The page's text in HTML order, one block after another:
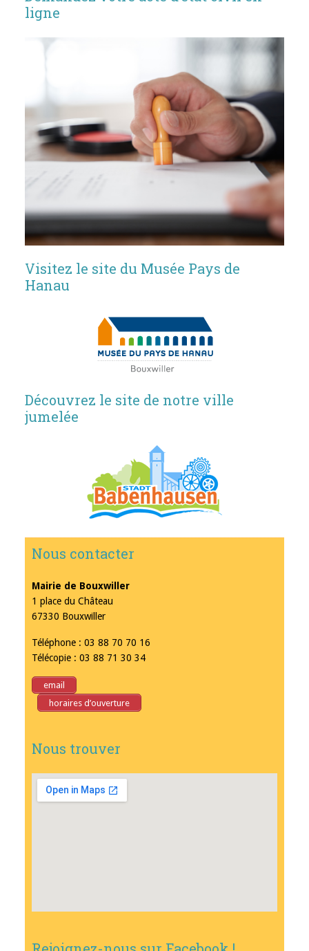
ligne
Visitez le site du Musée Pays de
Hanau
Découvrez le site de notre ville
jumelée
Nous contacter
Mairie de Bouxwiller
1 place du Château
67330 Bouxwiller
Téléphone : 03 88 70 70 16
Télécopie : 03 88 71 30 34
email
horaires d’ouverture
Nous trouver